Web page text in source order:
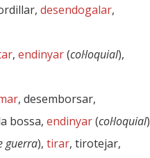
desendogalar,
, endinyar(col·loquial),
, desemborsar,
bossa, endinyar(col·loquial)
guerra), tirar, tirotejar,